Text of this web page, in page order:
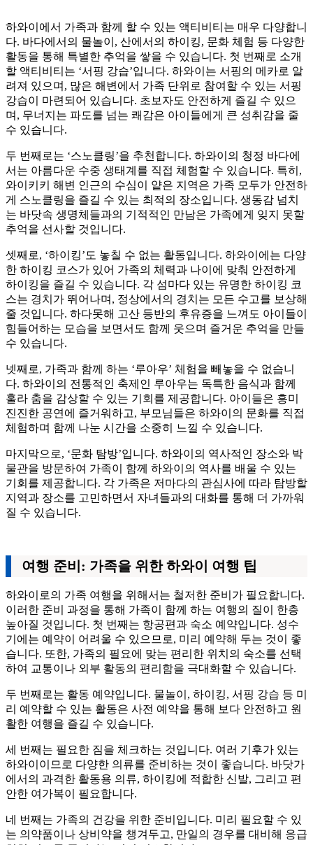
하와이에서 가족과 함께 할 수 있는 액티비티는 매우 다양합니
다. 바다에서의 물놀이, 산에서의 하이킹, 문화 체험 등 다양한
활동을 통해 특별한 추억을 쌓을 수 있습니다. 첫 번째로 소개
할 액티비티는 ‘서핑 강습’입니다. 하와이는 서핑의 메카로 알
려져 있으며, 많은 해변에서 가족 단위로 참여할 수 있는 서핑
강습이 마련되어 있습니다. 초보자도 안전하게 즐길 수 있으
며, 무너지는 파도를 넘는 쾌감은 아이들에게 큰 성취감을 줄
수 있습니다.
두 번째로는 ‘스노클링’을 추천합니다. 하와이의 청정 바다에
서는 아름다운 수중 생태계를 직접 체험할 수 있습니다. 특히,
와이키키 해변 인근의 수심이 얕은 지역은 가족 모두가 안전하
게 스노클링을 즐길 수 있는 최적의 장소입니다. 생동감 넘치
는 바닷속 생명체들과의 기적적인 만남은 가족에게 잊지 못할
추억을 선사할 것입니다.
셋째로, ‘하이킹’도 놓칠 수 없는 활동입니다. 하와이에는 다양
한 하이킹 코스가 있어 가족의 체력과 나이에 맞춰 안전하게
하이킹을 즐길 수 있습니다. 각 섬마다 있는 유명한 하이킹 코
스는 경치가 뛰어나며, 정상에서의 경치는 모든 수고를 보상해
줄 것입니다. 하다못해 고산 등반의 후유증을 느껴도 아이들이
힘들어하는 모습을 보면서도 함께 웃으며 즐거운 추억을 만들
수 있습니다.
넷째로, 가족과 함께 하는 ‘루아우’ 체험을 빼놓을 수 없습니
다. 하와이의 전통적인 축제인 루아우는 독특한 음식과 함께
훌라 춤을 감상할 수 있는 기회를 제공합니다. 아이들은 흥미
진진한 공연에 즐거워하고, 부모님들은 하와이의 문화를 직접
체험하며 함께 나눈 시간을 소중히 느낄 수 있습니다.
마지막으로, ‘문화 탐방’입니다. 하와이의 역사적인 장소와 박
물관을 방문하여 가족이 함께 하와이의 역사를 배울 수 있는
기회를 제공합니다. 각 가족은 저마다의 관심사에 따라 탐방할
지역과 장소를 고민하면서 자녀들과의 대화를 통해 더 가까워
질 수 있습니다.
여행 준비: 가족을 위한 하와이 여행 팁
하와이로의 가족 여행을 위해서는 철저한 준비가 필요합니다.
이러한 준비 과정을 통해 가족이 함께 하는 여행의 질이 한층
높아질 것입니다. 첫 번째는 항공편과 숙소 예약입니다. 성수
기에는 예약이 어려울 수 있으므로, 미리 예약해 두는 것이 좋
습니다. 또한, 가족의 필요에 맞는 편리한 위치의 숙소를 선택
하여 교통이나 외부 활동의 편리함을 극대화할 수 있습니다.
두 번째로는 활동 예약입니다. 물놀이, 하이킹, 서핑 강습 등 미
리 예약할 수 있는 활동은 사전 예약을 통해 보다 안전하고 원
활한 여행을 즐길 수 있습니다.
세 번째는 필요한 짐을 체크하는 것입니다. 여러 기후가 있는
하와이이므로 다양한 의류를 준비하는 것이 좋습니다. 바닷가
에서의 과격한 활동용 의류, 하이킹에 적합한 신발, 그리고 편
안한 여가복이 필요합니다.
네 번째는 가족의 건강을 위한 준비입니다. 미리 필요할 수 있
는 의약품이나 상비약을 챙겨두고, 만일의 경우를 대비해 응급